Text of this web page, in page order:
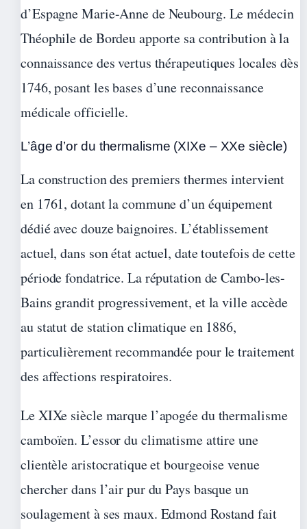
d’Espagne Marie-Anne de Neubourg. Le médecin
Théophile de Bordeu apporte sa contribution à la
connaissance des vertus thérapeutiques locales dès
1746, posant les bases d’une reconnaissance
médicale officielle.
L’âge d’or du thermalisme (XIXe – XXe siècle)
La construction des premiers thermes intervient
en 1761, dotant la commune d’un équipement
dédié avec douze baignoires. L’établissement
actuel, dans son état actuel, date toutefois de cette
période fondatrice. La réputation de Cambo-les-
Bains grandit progressivement, et la ville accède
au statut de station climatique en 1886,
particulièrement recommandée pour le traitement
des affections respiratoires.
Le XIXe siècle marque l’apogée du thermalisme
camboïen. L’essor du climatisme attire une
clientèle aristocratique et bourgeoise venue
chercher dans l’air pur du Pays basque un
soulagement à ses maux. Edmond Rostand fait